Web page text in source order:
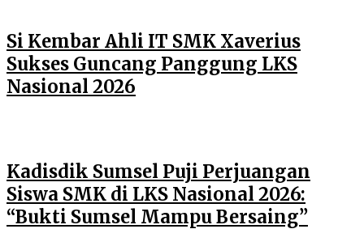
Si Kembar Ahli IT SMK Xaverius
Sukses Guncang Panggung LKS
Nasional 2026
Kadisdik Sumsel Puji Perjuangan
Siswa SMK di LKS Nasional 2026:
“Bukti Sumsel Mampu Bersaing”